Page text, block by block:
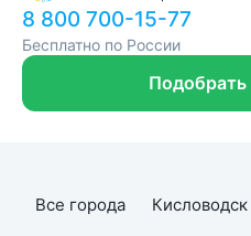
8 800 700-15-77
Бесплатно по России
Подобрать
Все города Кисловодск